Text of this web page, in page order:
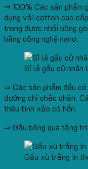
⇒ 100% Các sản phẩm
dụng vải cotton cao
trong được nhồi bông
bằng công nghệ nano.
Sỉ lẻ gấu cử nhân
⇒ Các sản phẩm đều
đường chỉ chắc chắn.
thêu tinh xảo có hồn.
⇒ Gấu bông quà tặng
Gấu xù trắng in